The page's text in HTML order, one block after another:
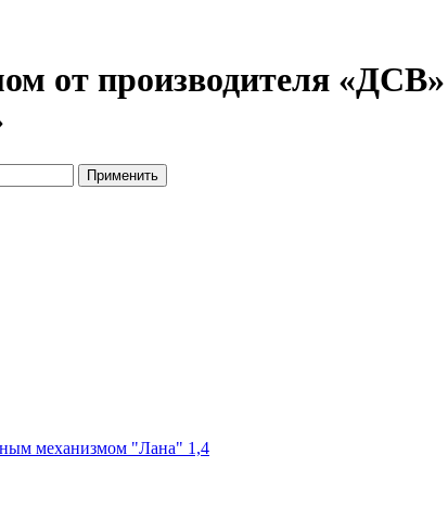
от производителя «ДСВ»
механизмом "Лана" 1,4